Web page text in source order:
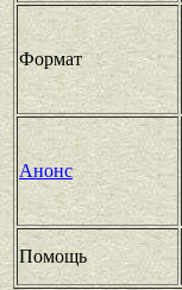
Формат
Анонс
Помощь